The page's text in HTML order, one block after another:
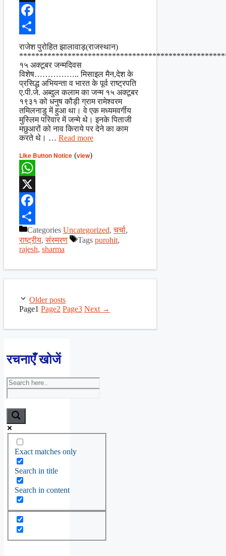
X
Facebook
Share
राजेश पुरोहित झालावाड़(राजस्थान)
१५ अक्टूबर जन्मदिवस
विशेष…………….. मिसाइल मैन,देश के
प्रसिद्ध अभियन्ता व भारत के पूर्व राष्ट्रपति
ए.पी.जे. अब्दुल कलाम का जन्म १५ अक्टूबर
१९३१ को धनुष कौड़ी ग्राम रामेश्वरम
तमिलनाडु में हुआ था। वे एक मध्यमवर्गीय
मुस्लिम परिवार में जन्मे थे। इनके पिताजी
मछुआरों को नाव किराये पर देने का काम
करते थे। … Read more
Like Button Notice (view)
WhatsApp
X
Facebook
ShareCategories Uncategorized,चर्चा,
राष्ट्रीय,संस्मरण Tags purohit,
rajesh, sharma
Older posts
Page1 Page2 Page3 Next →
रचनाएँ खोजें
Exact matches only
Search in title
Search in content